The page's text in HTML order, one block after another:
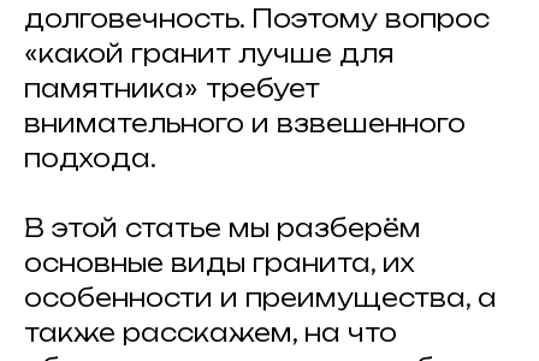
долговечность. Поэтому вопрос
«какой гранит лучше для
памятника» требует
внимательного и взвешенного
подхода.
В этой статье мы разберём
основные виды гранита, их
особенности и преимущества, а
также расскажем, на что